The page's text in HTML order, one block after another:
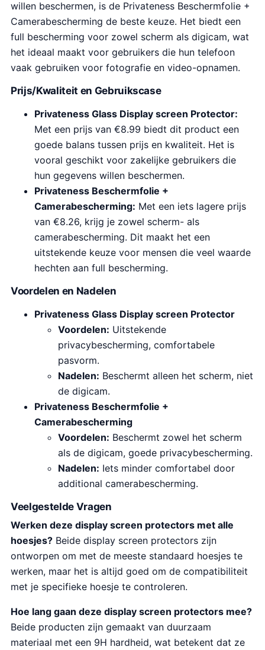
willen beschermen, is de Privateness Beschermfolie +
Camerabescherming de beste keuze. Het biedt een
full bescherming voor zowel scherm als digicam, wat
het ideaal maakt voor gebruikers die hun telefoon
vaak gebruiken voor fotografie en video-opnamen.
Prijs/Kwaliteit en Gebruikscase
Privateness Glass Display screen Protector:
Met een prijs van €8.99 biedt dit product een
goede balans tussen prijs en kwaliteit. Het is
vooral geschikt voor zakelijke gebruikers die
hun gegevens willen beschermen.
Privateness Beschermfolie +
Camerabescherming: Met een iets lagere prijs
van €8.26, krijg je zowel scherm- als
camerabescherming. Dit maakt het een
uitstekende keuze voor mensen die veel waarde
hechten aan full bescherming.
Voordelen en Nadelen
Privateness Glass Display screen Protector
Voordelen: Uitstekende
privacybescherming, comfortabele
pasvorm.
Nadelen: Beschermt alleen het scherm, niet
de digicam.
Privateness Beschermfolie +
Camerabescherming
Voordelen: Beschermt zowel het scherm
als de digicam, goede privacybescherming.
Nadelen: Iets minder comfortabel door
additional camerabescherming.
Veelgestelde Vragen
Werken deze display screen protectors met alle
hoesjes? Beide display screen protectors zijn
ontworpen om met de meeste standaard hoesjes te
werken, maar het is altijd goed om de compatibiliteit
met je specifieke hoesje te controleren.
Hoe lang gaan deze display screen protectors mee?
Beide producten zijn gemaakt van duurzaam
materiaal met een 9H hardheid, wat betekent dat ze